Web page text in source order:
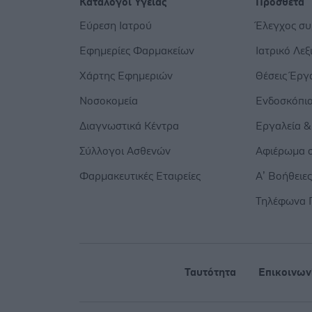
Εύρεση Ιατρού
Εφημερίες Φαρμακείων
Χάρτης Εφημεριών
Νοσοκομεία
Διαγνωστικά Κέντρα
Σύλλογοι Ασθενών
Φαρμακευτικές Εταιρείες
Έλεγχος
Ιατρικό
Θέσεις
Ενδοσκόπιο
Εργαλεία
Αφιέρωμα
Α’ Βοήθειες
Τηλέφωνα
Ταυτότητα